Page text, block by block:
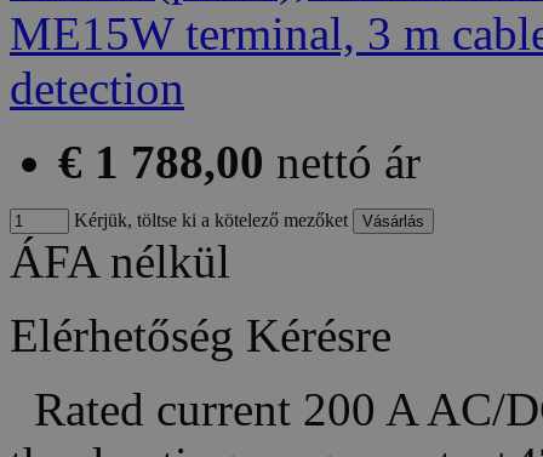
€ 1 788,00 nettó ár
Kérjük, töltse ki a kötelező mezőket
ÁFA nélkül
Elérhetőség Kérésre
Rated current 200 A AC/